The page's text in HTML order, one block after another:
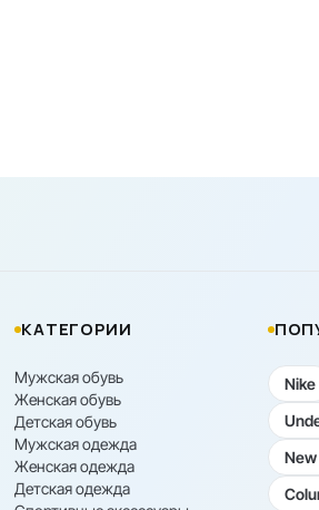
КАТЕГОРИИ
Мужская обувь
Женская обувь
Детская обувь
Мужская одежда
Женская одежда
Детская одежда
Nike